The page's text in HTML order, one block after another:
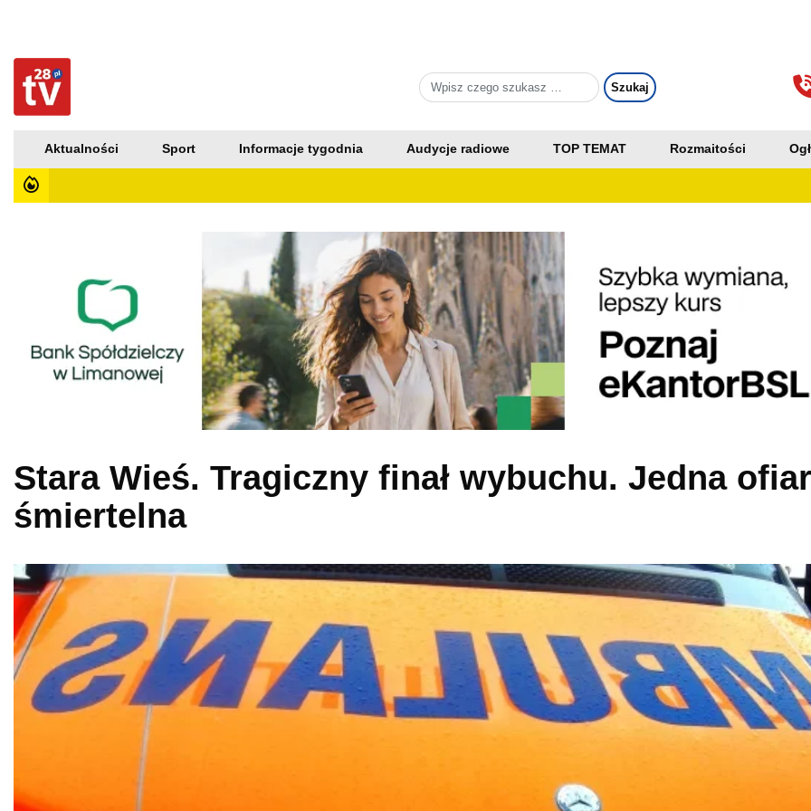
Aktualności Sport Informacje tygodnia Audycje radiowe TOP TEMAT Rozmaitości
Stara Wieś. Tragiczny finał wybuchu. Jedna
śmiertelna